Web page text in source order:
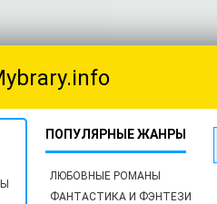
ЛЮБОВНЫЕ РОМАНЫ
ФАНТАСТИКА И ФЭНТЕЗИ